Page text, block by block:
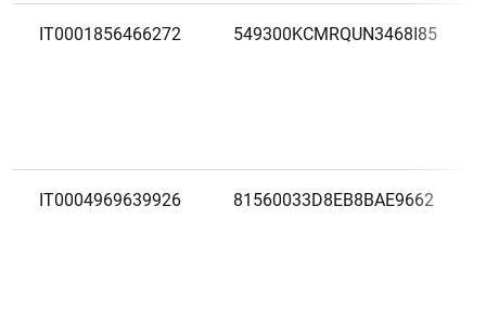
IT0001856466272 549300KCMRQUN3468I85
IT0004969639926 81560033D8EB8BAE9662